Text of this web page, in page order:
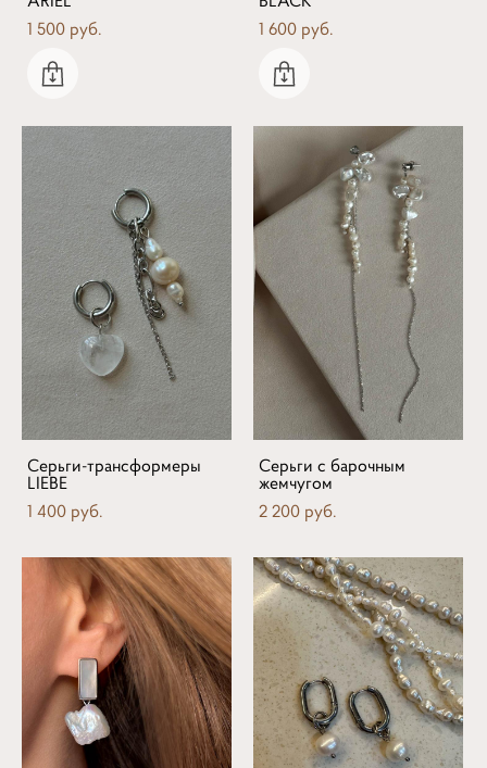
1 500 pуб.
1 600 pуб.
Серьги-трансформеры
LIEBE
1 400 pуб.
Серьги с барочным
жемчугом
2 200 pуб.